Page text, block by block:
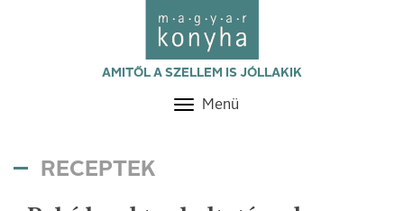
AMITŐL A SZELLEM IS JÓLLAKIK
Toggle
Menü
RECEPTEK